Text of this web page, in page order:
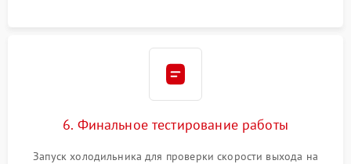
6. Финальное тестирование работы
Запуск холодильника для проверки скорости выхода на